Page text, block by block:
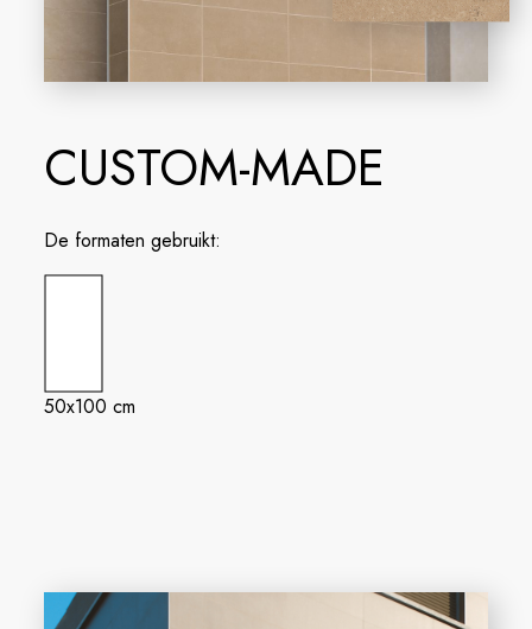
CUSTOM-MADE
De formaten gebruikt:
50x100 cm